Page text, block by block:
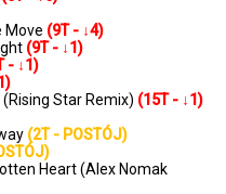
Move (9T - ↓4)
(9T - ↓1)
- ↓1)
Star Remix) (15T - ↓1)
(2T - POSTÓJ)
Heart (Alex Nomak